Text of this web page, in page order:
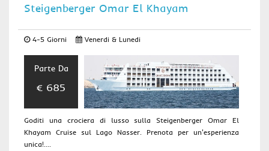
Steigenberger Omar El Khayam
4-5 Giorni Venerdi & Lunedi
Parte Da
€ 685
Goditi una crociera di lusso sulla Steigenberger Omar El
Khayam Cruise sul Lago Nasser. Prenota per un'esperienza
unica!....